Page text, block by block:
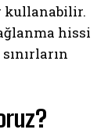
kullanabilir.
hissi